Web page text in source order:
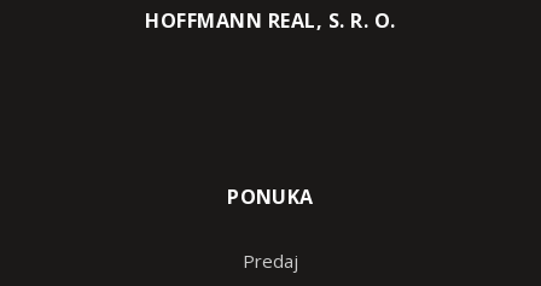
HOFFMANN REAL, S. R. O.
PONUKA
Predaj